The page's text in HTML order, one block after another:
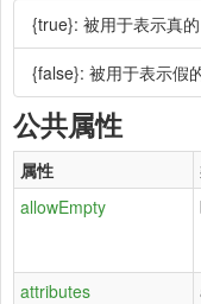
{true}: 被用于表示真的
{false}: 被用于表示假
公共属性
属性
allowEmpty
attributes